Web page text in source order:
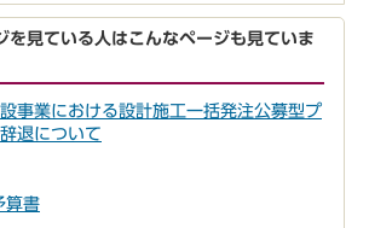
を見ている人はこんなページも見ていま
事業における設計施工一括発注公募型プ
退について
算書